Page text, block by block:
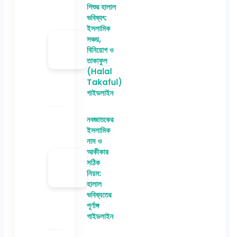
শিশুর হালাল
ভবিষ্যৎ:
ইসলামিক
সঞ্চয়,
বিনিয়োগ ও
তাকাফুল
(Halal
Takaful)
গাইডলাইন
নবজাতকের
ইসলামিক
নাম ও
আকীকার
সঠিক
নিয়ম:
হালাল
ভবিষ্যতের
পূর্ণাঙ্গ
গাইডলাইন